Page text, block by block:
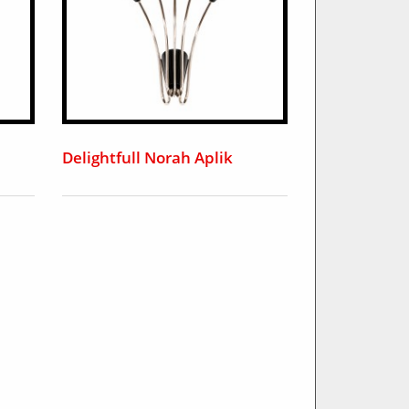
Delightfull Norah Aplik